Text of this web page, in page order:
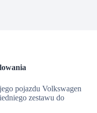
pojazdu Volkswagen
zestawu do